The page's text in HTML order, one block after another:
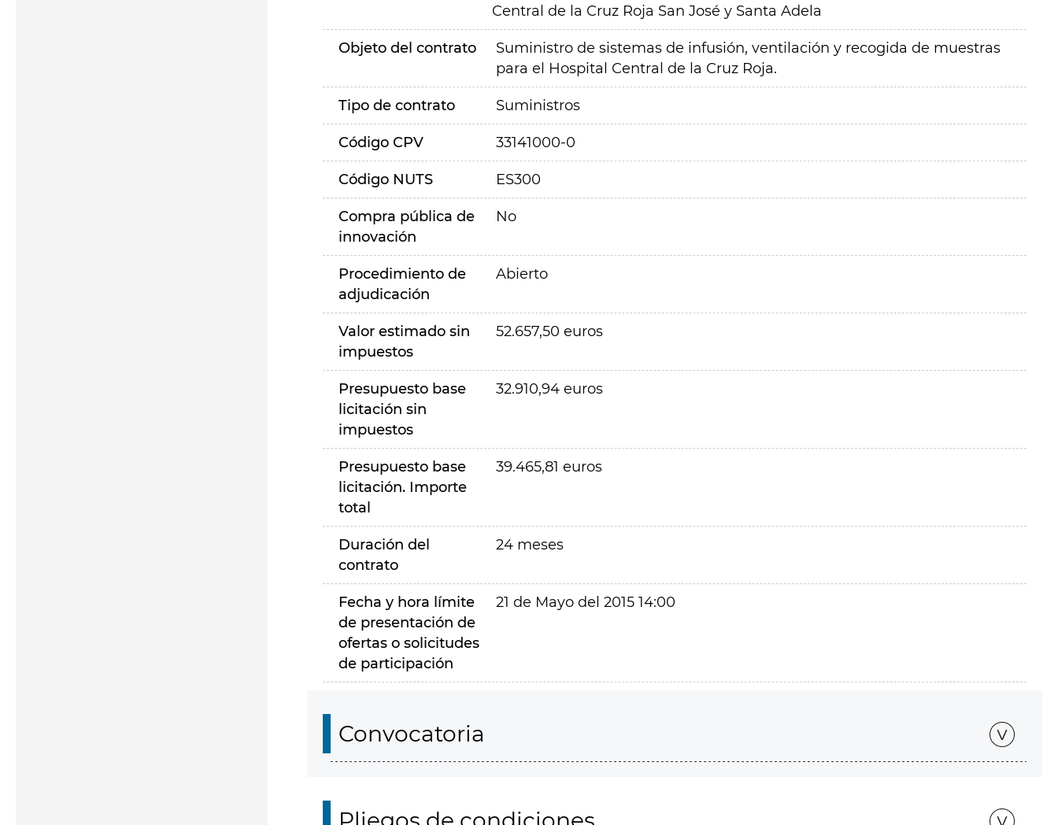
Central de la Cruz Roja San José y Santa Adela
Objeto del contrato
Suministro de sistemas de infusión, ventilación y recogida de muestras
para el Hospital Central de la Cruz Roja.
Tipo de contrato Suministros
Código CPV 33141000-0
Código NUTS ES300
Compra pública de
innovación
No
Procedimiento de
adjudicación
Abierto
Valor estimado sin
impuestos
52.657,50 euros
Presupuesto base
licitación sin
impuestos
32.910,94 euros
Presupuesto base
licitación. Importe
total
39.465,81 euros
Duración del
contrato
24 meses
Fecha y hora límite
de presentación de
ofertas o solicitudes
de participación
21 de Mayo del 2015 14:00
Convocatoria